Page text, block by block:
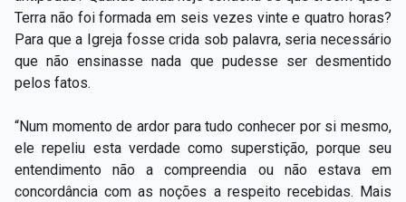
Terra não foi formada em seis vezes vinte e quatro horas?
Para que a Igreja fosse crida sob palavra, seria necessário
que não ensinasse nada que pudesse ser desmentido
pelos fatos.
“Num momento de ardor para tudo conhecer por si mesmo,
ele repeliu esta verdade como superstição, porque seu
entendimento não a compreendia ou não estava em
concordância com as noções a respeito recebidas. Mais